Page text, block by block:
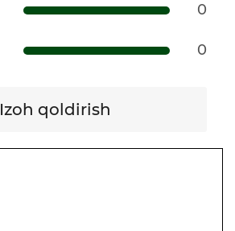
0
0
Izoh qoldirish